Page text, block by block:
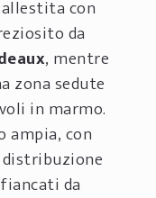
con
da
, mentre
zona sedute
in marmo.
ampia, con
da